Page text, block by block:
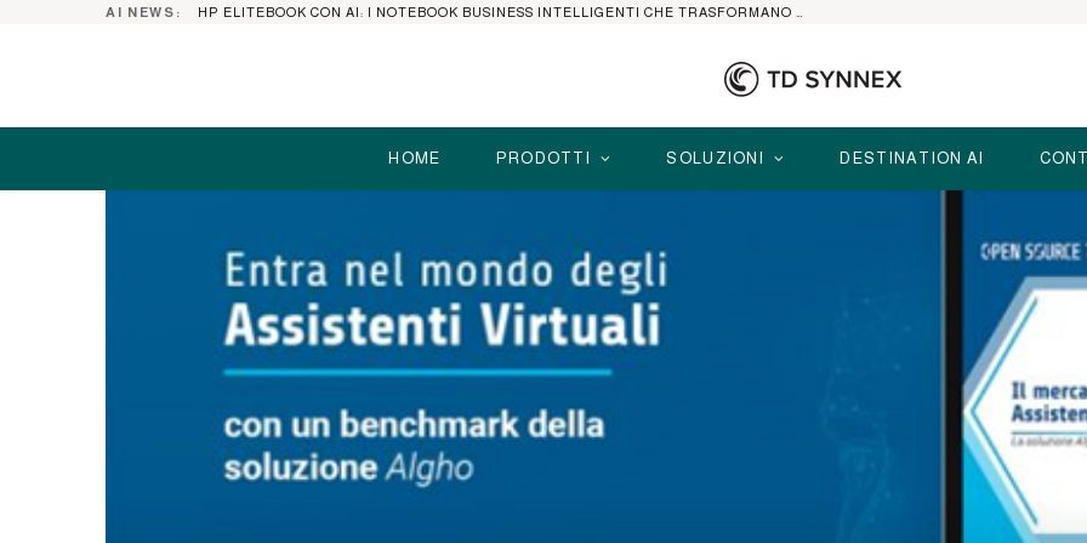
AI NEWS:
HOME PRODOTTI SOLUZIONI DESTINATION AI